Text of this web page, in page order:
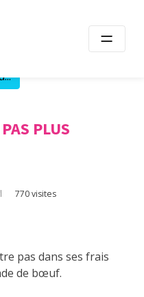
PLUS
770 visites
pas dans ses frais
de bœuf.